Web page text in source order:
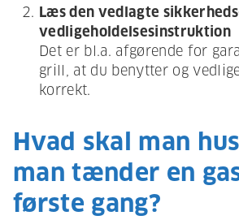
Læs den vedlagte
vedligeholdelsesinstruktion
Det er bl.a. afgørende for
grill, at du benytter og
korrekt.
Hvad skal man
man tænder en
første gang?